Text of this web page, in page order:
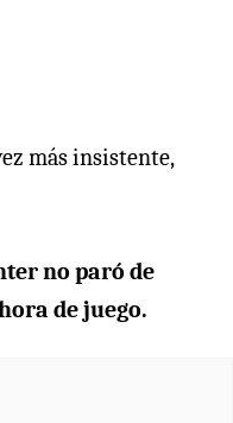
más insistente,
no paró de
de juego.